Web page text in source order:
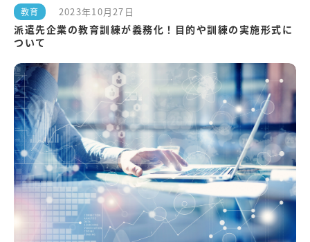
教育 2023年10月27日
派遣先企業の教育訓練が義務化！目的や訓練の実施形式に
ついて